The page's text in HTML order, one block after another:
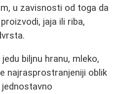
u zavisnosti od toga da
jaja ili riba,
jedu biljnu hranu, mleko,
najrasprostranjeniji oblik